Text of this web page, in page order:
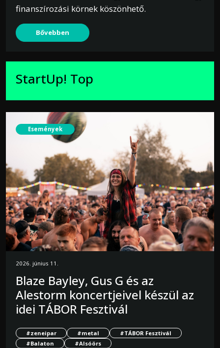
finanszírozási körnek köszönhető.
Bővebben
StartUp! Top
Események
2026. június 11.
Blaze Bayley, Gus G és az
Alestorm koncertjeivel készül az
idei TÁBOR Fesztivál
#zeneipar #metal
#TÁBOR Fesztivál
#Balaton
#Alsóörs